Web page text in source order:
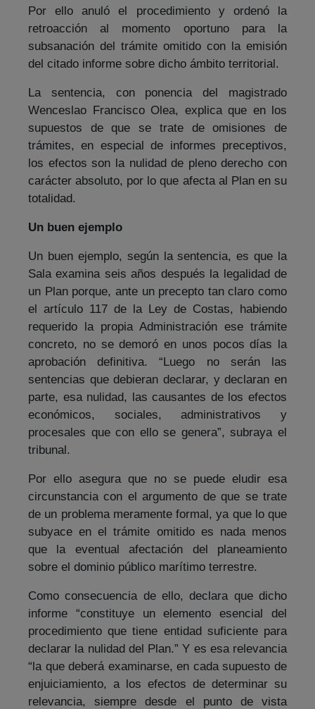
Por ello anuló el procedimiento y ordenó la
retroacción al momento oportuno para la
subsanación del trámite omitido con la emisión
del citado informe sobre dicho ámbito territorial.
La sentencia, con ponencia del magistrado
Wenceslao Francisco Olea, explica que en los
supuestos de que se trate de omisiones de
trámites, en especial de informes preceptivos,
los efectos son la nulidad de pleno derecho con
carácter absoluto, por lo que afecta al Plan en su
totalidad.
Un buen ejemplo
Un buen ejemplo, según la sentencia, es que la
Sala examina seis años después la legalidad de
un Plan porque, ante un precepto tan claro como
el artículo 117 de la Ley de Costas, habiendo
requerido la propia Administración ese trámite
concreto, no se demoró en unos pocos días la
aprobación definitiva. “Luego no serán las
sentencias que debieran declarar, y declaran en
parte, esa nulidad, las causantes de los efectos
económicos, sociales, administrativos y
procesales que con ello se genera”, subraya el
tribunal.
Por ello asegura que no se puede eludir esa
circunstancia con el argumento de que se trate
de un problema meramente formal, ya que lo que
subyace en el trámite omitido es nada menos
que la eventual afectación del planeamiento
sobre el dominio público marítimo terrestre.
Como consecuencia de ello, declara que dicho
informe “constituye un elemento esencial del
procedimiento que tiene entidad suficiente para
declarar la nulidad del Plan.” Y es esa relevancia
“la que deberá examinarse, en cada supuesto de
enjuiciamiento, a los efectos de determinar su
relevancia, siempre desde el punto de vista